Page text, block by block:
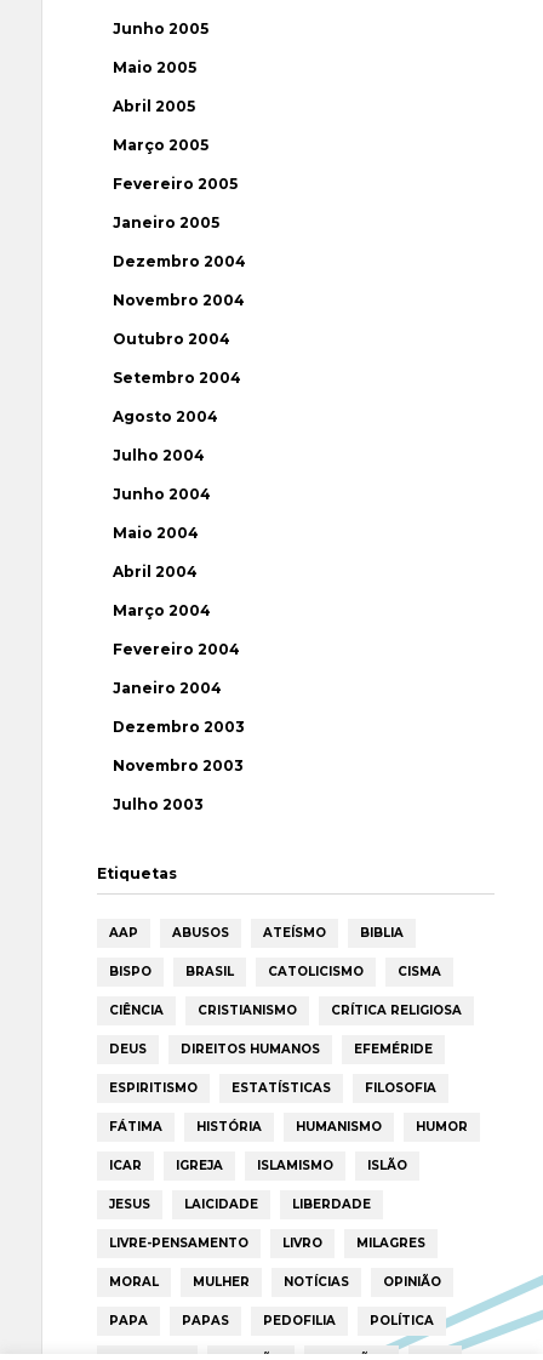
Junho 2005
Maio 2005
Abril 2005
Março 2005
Fevereiro 2005
Janeiro 2005
Dezembro 2004
Novembro 2004
Outubro 2004
Setembro 2004
Agosto 2004
Julho 2004
Junho 2004
Maio 2004
Abril 2004
Março 2004
Fevereiro 2004
Janeiro 2004
Dezembro 2003
Novembro 2003
Julho 2003
Etiquetas
AAP ABUSOS ATEÍSMO BIBLIA
BISPO BRASIL CATOLICISMO CISMA
CIÊNCIA CRISTIANISMO CRÍTICA RELIGIOSA
DEUS DIREITOS HUMANOS EFEMÉRIDE
ESPIRITISMO ESTATÍSTICAS FILOSOFIA
FÁTIMA HISTÓRIA HUMANISMO HUMOR
ICAR IGREJA ISLAMISMO ISLÃO
JESUS LAICIDADE LIBERDADE
LIVRE-PENSAMENTO LIVRO MILAGRES
MORAL MULHER NOTÍCIAS OPINIÃO
PAPA PAPAS PEDOFILIA POLÍTICA